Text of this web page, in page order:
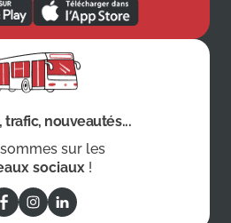
trafic, nouveautés...
sur les
sociaux !